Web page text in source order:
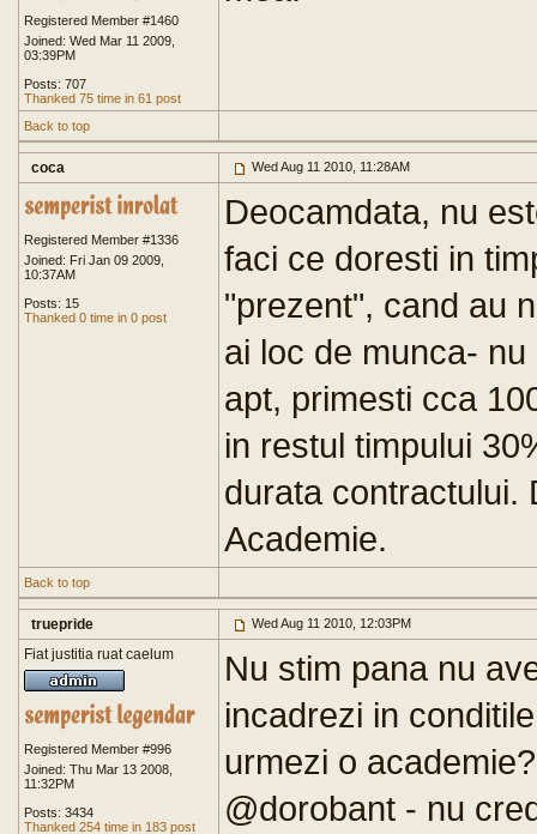
Registered Member #1460
Joined: Wed Mar 11 2009,
03:39PM
Posts: 707
Thanked 75 time in 61 post
Back to top
coca Wed Aug 11 2010, 11:28AM
Registered Member #1336
Joined: Fri Jan 09 2009,
10:37AM
Posts: 15
Thanked 0 time in 0 post
Deocamdata, nu
faci ce doresti in
"prezent", cand au
ai loc de munca-
apt, primesti cca
in restul timpului
durata contractului.
Academie.
Back to top
truepride Wed Aug 11 2010, 12:03PM
Fiat justitia ruat caelum
Registered Member #996
Joined: Thu Mar 13 2008,
11:32PM
Posts: 3434
Thanked 254 time in 183 post
Nu stim pana nu
incadrezi in
urmezi o academie?
@dorobant - nu